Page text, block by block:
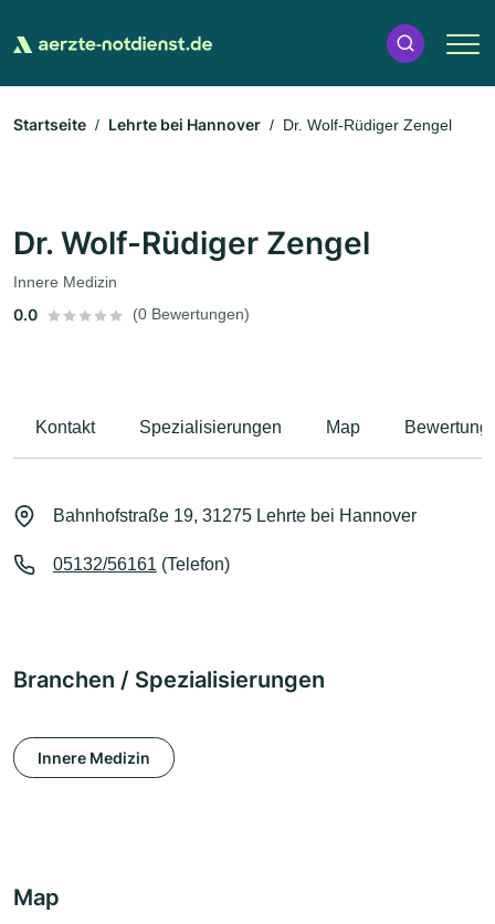
Startseite Lehrte bei Hannover Dr. Wolf-Rüdiger Zengel
Dr. Wolf-Rüdiger Zengel
Innere Medizin
0.0 (0 Bewertungen)
Kontakt Spezialisierungen Map
Bahnhofstraße 19, 31275 Lehrte bei Hannover
05132/56161 (Telefon)
Branchen / Spezialisierungen
Innere Medizin
Map